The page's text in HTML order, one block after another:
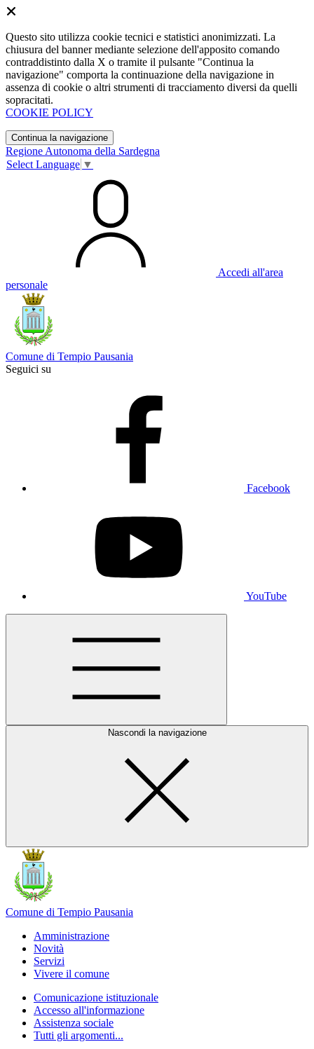
Questo sito utilizza cookie tecnici e statistici anonimizzati. La
chiusura del banner mediante selezione dell'apposito comando
contraddistinto dalla X o tramite il pulsante "Continua la
navigazione" comporta la continuazione della navigazione in
assenza di cookie o altri strumenti di tracciamento diversi da quelli
sopracitati.
COOKIE POLICY
Continua la navigazione
Regione Autonoma della Sardegna
Select Language ▼
Accedi all'area
personale
Comune di Tempio Pausania
Seguici su
Facebook
YouTube
Nascondi la navigazione
Comune di Tempio Pausania
Amministrazione
Novità
Servizi
Vivere il comune
Comunicazione istituzionale
Accesso all'informazione
Assistenza sociale
Tutti gli argomenti...